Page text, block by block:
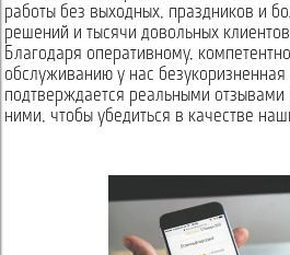
работы без выходных, праздников и
решений и тысячи довольных
Благодаря оперативному,
обслуживанию у нас
подтверждается реальными отзывами
ними, чтобы убедиться в качестве